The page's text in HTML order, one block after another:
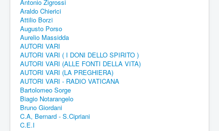
Antonio Zigrossi
Araldo Chierici
Attilio Borzi
Augusto Porso
Aurelio Massidda
AUTORI VARI
AUTORI VARI ( I DONI DELLO SPIRITO )
AUTORI VARI (ALLE FONTI DELLA VITA)
AUTORI VARI (LA PREGHIERA)
AUTORI VARI - RADIO VATICANA
Bartolomeo Sorge
Biagio Notarangelo
Bruno Giordani
C.A, Bernard - S.Cipriani
C.E.I